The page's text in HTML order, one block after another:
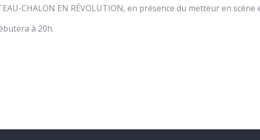
CHALON EN RÉVOLUTION, en présence du metteur en
à 20h.